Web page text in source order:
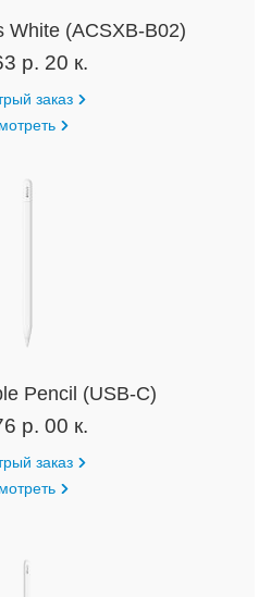
White (ACSXB-B02)
р. 20 к.
заказ
Pencil (USB-C)
р. 00 к.
заказ